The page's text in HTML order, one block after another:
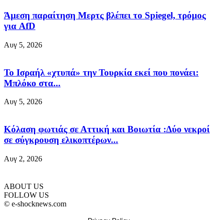
Άμεση παραίτηση Mερτς βλέπει το Spiegel, τρόμος
για AfD
Αυγ 5, 2026
Το Ισραήλ «χτυπά» την Τουρκία εκεί που πονάει:
Μπλόκο στα...
Αυγ 5, 2026
Κόλαση φωτιάς σε Αττική και Βοιωτία :Δύο νεκροί
σε σύγκρουση ελικοπτέρων...
Αυγ 2, 2026
ABOUT US
FOLLOW US
© e-shocknews.com